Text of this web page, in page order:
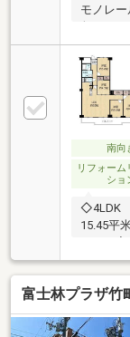
モノレ
南向
リフォーム
ショ
◇4LDK
15.45平
器・食
燥機付
洗濯パン
他（照
■床：フ
富士林プラザ竹